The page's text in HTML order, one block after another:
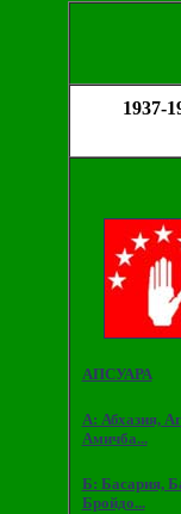
1937-
АПСУАРА
А: Абхазия,
Амичба...
Б: Басария,
Бройдо...